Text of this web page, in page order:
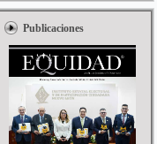
Publicaciones